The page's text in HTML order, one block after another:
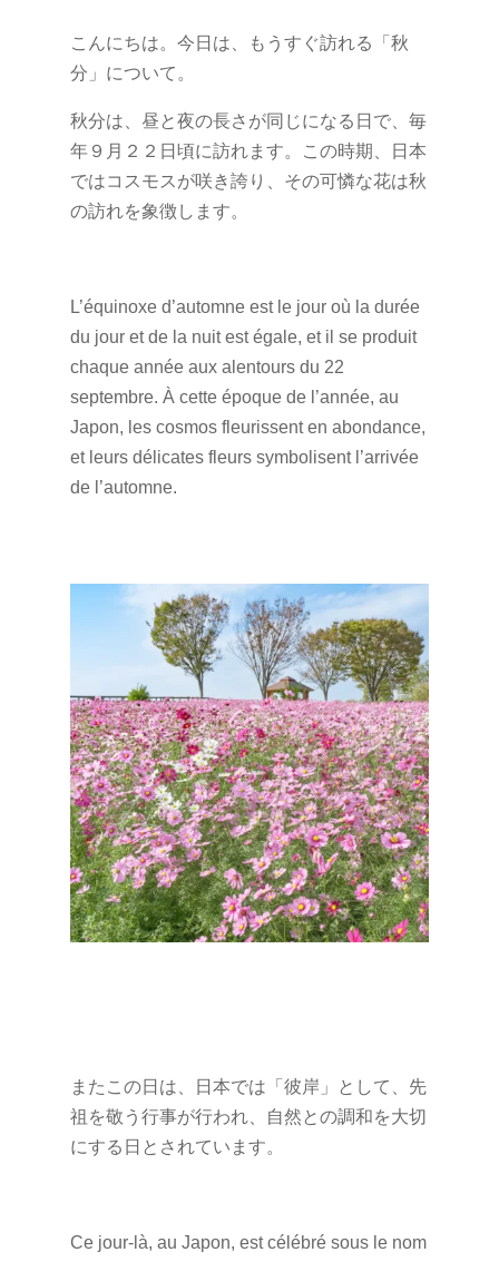
こんにちは。今日は、もうすぐ訪れる「秋
分」について。
秋分は、昼と夜の長さが同じになる日で、毎
年９月２２日頃に訪れます。この時期、日本
ではコスモスが咲き誇り、その可憐な花は秋
の訪れを象徴します。
L’équinoxe d’automne est le jour où la durée
du jour et de la nuit est égale, et il se produit
chaque année aux alentours du 22
septembre. À cette époque de l’année, au
Japon, les cosmos fleurissent en abondance,
et leurs délicates fleurs symbolisent l’arrivée
de l’automne.
またこの日は、日本では「彼岸」として、先
祖を敬う行事が行われ、自然との調和を大切
にする日とされています。
Ce jour-là, au Japon, est célébré sous le nom